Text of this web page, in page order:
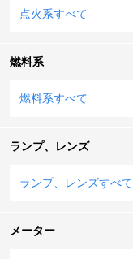
点火系すべて
燃料系
燃料系すべて
ランプ、レンズ
ランプ、レンズすべて
メーター